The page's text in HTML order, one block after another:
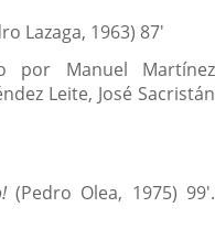
Lazaga, 1963) 87'
por Manuel Martínez
Leite, José Sacristán
(Pedro Olea, 1975) 99'.